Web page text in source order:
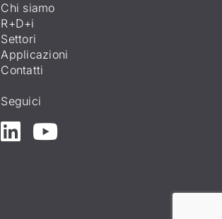
Chi siamo
R+D+i
Settori
Applicazioni
Contatti
Seguici